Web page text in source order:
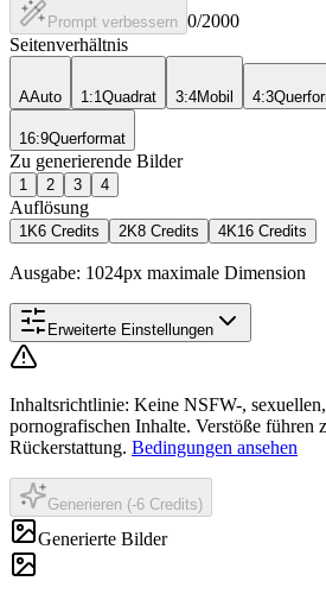
Prompt verbessern 0/2000
Seitenverhältnis
AAuto 1:1Quadrat 3:4Mobil 4:3
16:9Querformat
Zu generierende Bilder
1 2 3 4
Auflösung
1K6 Credits 2K8 Credits 4K16 Credits
Ausgabe: 1024px maximale Dimension
Erweiterte Einstellungen
Inhaltsrichtlinie: Keine NSFW-,
pornografischen Inhalte. Verstöße führen
Rückerstattung. Bedingungen ansehen
Generieren (-6 Credits)
Generierte Bilder